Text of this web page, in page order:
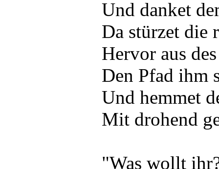
Und danket
Da stürzet die
Hervor aus
Den Pfad ihm
Und hemmet
Mit drohend
"Was wollt